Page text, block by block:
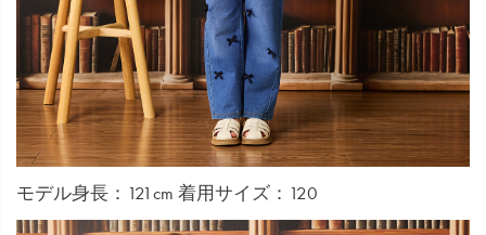
モデル身長：121cm 着用サイズ：120